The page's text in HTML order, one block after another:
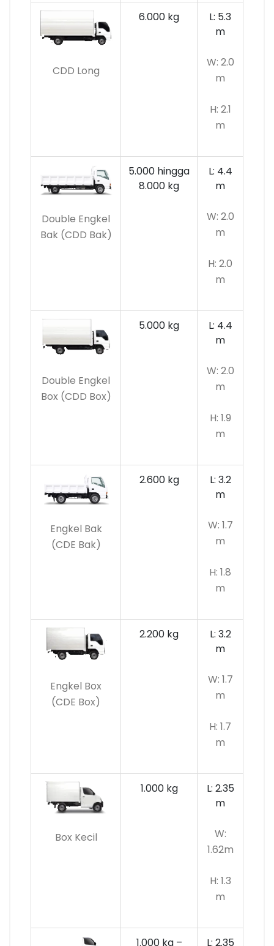
CDD Long
6.000 kg
L: 5.3
m
W: 2.0
m
H: 2.1
m
Double Engkel
Bak (CDD Bak)
5.000 hingga
8.000 kg
L: 4.4
m
W: 2.0
m
H: 2.0
m
Double Engkel
Box (CDD Box)
5.000 kg
L: 4.4
m
W: 2.0
m
H: 1.9
m
Engkel Bak
(CDE Bak)
2.600 kg
L: 3.2
m
W: 1.7
m
H: 1.8
m
Engkel Box
(CDE Box)
2.200 kg
L: 3.2
m
W: 1.7
m
H: 1.7
m
Box Kecil
1.000 kg
L: 2.35
m
W:
1.62m
H: 1.3
m
1.000 kg –
L: 2.35